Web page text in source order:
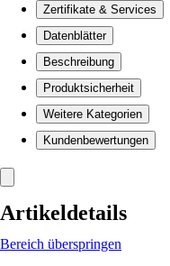
Zertifikate & Services
Datenblätter
Beschreibung
Produktsicherheit
Weitere Kategorien
Kundenbewertungen
Artikeldetails
Bereich überspringen